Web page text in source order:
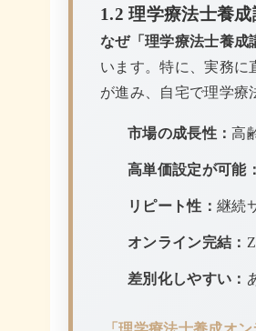
1.2 理学療法士養
なぜ「理学療法士養成
います。特に、実務に
が進み、自宅で理学療
市場の成長性：高
高単価設定が可能
リピート性： 継続
オンライン完結：
差別化しやすい：